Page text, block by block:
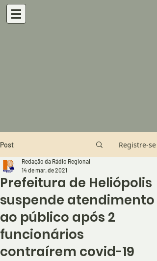
Post Registre-se
Prefeitura de Heliópolis
suspende atendimento
ao público após 2
funcionários
contraírem covid-19
Redação da Rádio Regional
14 de mar. de 2021